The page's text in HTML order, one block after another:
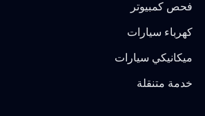
فحص كمبيوتر
كهرباء سيارات
ميكانيكي سيارات
خدمة متنقلة